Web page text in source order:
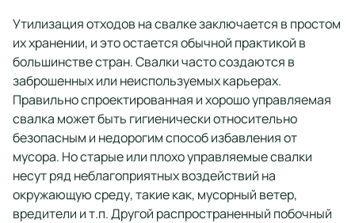
Утилизация отходов на свалке заключается в простом
их хранении, и это остается обычной практикой в
большинстве стран. Свалки часто создаются в
заброшенных или неиспользуемых карьерах.
Правильно спроектированная и хорошо управляемая
свалка может быть гигиенически относительно
безопасным и недорогим способ избавления от
мусора. Но старые или плохо управляемые свалки
несут ряд неблагоприятных воздействий на
окружающую среду, такие как, мусорный ветер,
вредители и т.п. Другой распространенный побочный